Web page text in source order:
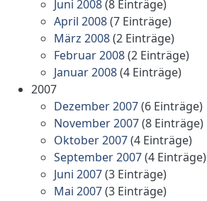
Juni 2008(8 Einträge)
April 2008(7 Einträge)
März 2008(2 Einträge)
Februar 2008(2 Einträge)
Januar 2008(4 Einträge)
2007
Dezember 2007(6 Einträge)
November 2007(8 Einträge)
Oktober 2007(4 Einträge)
September 2007(4 Einträge)
Juni 2007(3 Einträge)
Mai 2007(3 Einträge)